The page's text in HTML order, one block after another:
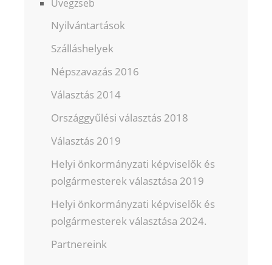
Üvegzseb
Nyilvántartások
Szálláshelyek
Népszavazás 2016
Választás 2014
Országgyűlési választás 2018
Választás 2019
Helyi önkormányzati képviselők és
polgármesterek választása 2019
Helyi önkormányzati képviselők és
polgármesterek választása 2024.
Partnereink